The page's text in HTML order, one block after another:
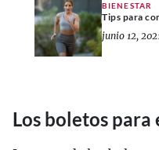
BIENESTAR
Tips para
junio 12,
Los boletos para